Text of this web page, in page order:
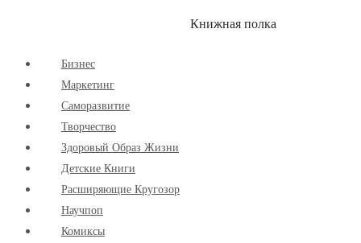
Книжная полка
Бизнес
Маркетинг
Cаморазвитие
Творчество
Здоровый Образ Жизни
Детские Книги
Расширяющие Кругозор
Научпоп
Комиксы